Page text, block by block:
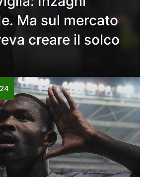
Ma sul mercato
creare il solco